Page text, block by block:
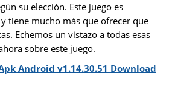
su elección. Este juego es
tiene mucho más que ofrecer que
Echemos un vistazo a todas esas
sobre este juego.
Android v1.14.30.51 Download